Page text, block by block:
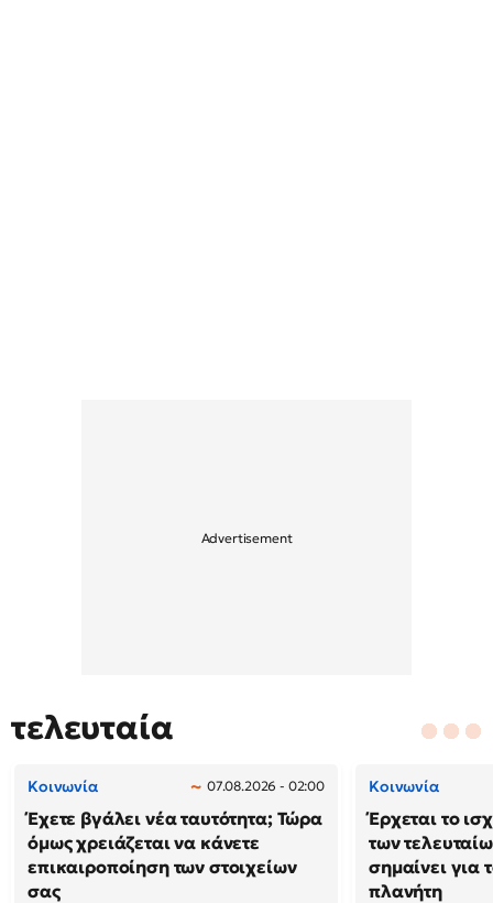
τελευταία
Κοινωνία 07.08.2026 - 02:00
Έχετε βγάλει νέα ταυτότητα; Τώρα
όμως χρειάζεται να κάνετε
επικαιροποίηση των στοιχείων
σας
Κοινωνία
Έρχεται το
των
σημαίνει για
πλανήτη